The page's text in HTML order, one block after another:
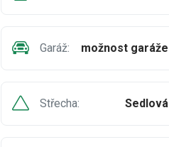
Garáž: možnost garáže
Střecha: Sedlová